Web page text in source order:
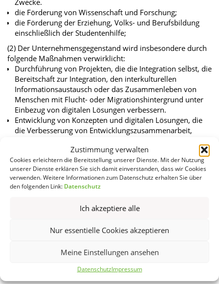
Zustimmung verwalten
Cookies erleichtern die Bereitstellung unserer Dienste. Mit der Nutzung
unserer Dienste erklären Sie sich damit einverstanden, dass wir Cookies
verwenden. Weitere Informationen zum Datenschutz erhalten Sie über
den folgenden Link: Datenschutz
Ich akzeptiere alle
Nur essentielle Cookies akzeptieren
Meine Einstellungen ansehen
DatenschutzImpressum
Zwecke.
die Förderung von Wissenschaft und Forschung;
die Förderung der Erziehung, Volks- und Berufsbildung
einschließlich der Studentenhilfe;
(2) Der Unternehmensgegenstand wird insbesondere durch
folgende Maßnahmen verwirklicht:
Durchführung von Projekten, die die Integration selbst, die
Bereitschaft zur Integration, den interkulturellen
Informationsaustausch oder das Zusammenleben von
Menschen mit Flucht- oder Migrationshintergrund unter
Einbezug von digitalen Lösungen verbessern.
Entwicklung von Konzepten und digitalen Lösungen, die
die Verbesserung von Entwicklungszusammenarbeit,
Unterstützung von Menschen mit Behinderung sowie
Angehörigen einkommensschwacher
Bevölkerungsgruppen oder bürgerschaftlichem
Engagement anstreben oder die Arbeit und Organisation
im öffentlichen und sozialen Sektor sowie im Bereich der
Betrieb einer unabhängigen Forschungs- und
Arbeiten Forschungsergebnisse sammelt, aufbereitet und
Experten aus der Wissenschaft bereitstellt. Ziel ist es Ideen
des Unternehmenzwecks zu liefern.